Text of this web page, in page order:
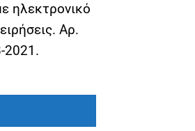
ηλεκτρονικό
Αρ.
2021.